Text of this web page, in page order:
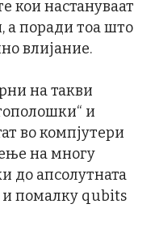
кои настануваат
а поради тоа што
влијание.
на такви
и
во компјутери
на многу
до апсолутната
и помалку qubits